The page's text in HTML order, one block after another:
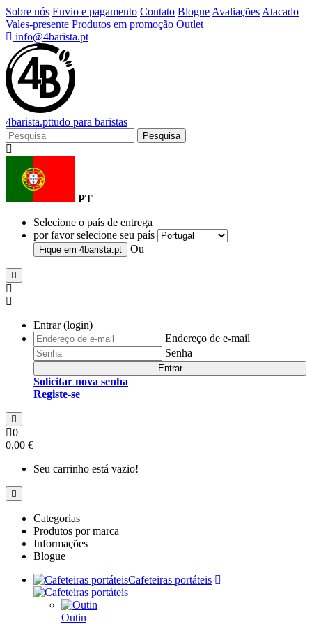
Sobre nós Envio e pagamento Contato Blogue Avaliações Atacado
Vales-presente Produtos em promoção Outlet
info@4barista.pt
4barista.pttudo para baristas
Pesquisa
PT
Selecione o país de entrega
por favor selecione seu país
Fique em 4barista.pt Ou
Entrar (login)
Endereço de e-mail
Senha
Entrar
Solicitar nova senha
Registe-se
0
0,00 €
Seu carrinho está vazio!
Categorias
Produtos por marca
Informações
Blogue
Cafeteiras portáteis
Outin